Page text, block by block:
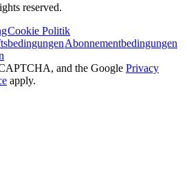
reserved.
Cookie Politik
Abonnementbedingungen
and the Google Privacy
apply.